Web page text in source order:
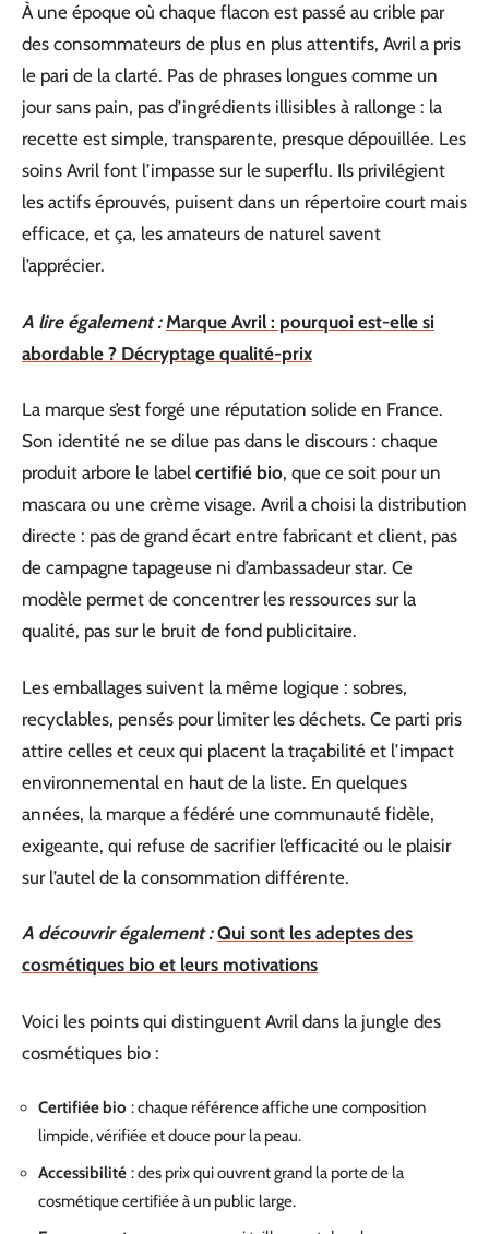
À une époque où chaque flacon est passé au crible par
des consommateurs de plus en plus attentifs, Avril a pris
le pari de la clarté. Pas de phrases longues comme un
jour sans pain, pas d’ingrédients illisibles à rallonge : la
recette est simple, transparente, presque dépouillée. Les
soins Avril font l’impasse sur le superflu. Ils privilégient
les actifs éprouvés, puisent dans un répertoire court mais
efficace, et ça, les amateurs de naturel savent
l’apprécier.
A lire également : Marque Avril : pourquoi est-elle si
abordable ? Décryptage qualité-prix
La marque s’est forgé une réputation solide en France.
Son identité ne se dilue pas dans le discours : chaque
produit arbore le label certifié bio, que ce soit pour un
mascara ou une crème visage. Avril a choisi la distribution
directe : pas de grand écart entre fabricant et client, pas
de campagne tapageuse ni d’ambassadeur star. Ce
modèle permet de concentrer les ressources sur la
qualité, pas sur le bruit de fond publicitaire.
Les emballages suivent la même logique : sobres,
recyclables, pensés pour limiter les déchets. Ce parti pris
attire celles et ceux qui placent la traçabilité et l’impact
environnemental en haut de la liste. En quelques
années, la marque a fédéré une communauté fidèle,
exigeante, qui refuse de sacrifier l’efficacité ou le plaisir
sur l’autel de la consommation différente.
A découvrir également : Qui sont les adeptes des
cosmétiques bio et leurs motivations
Voici les points qui distinguent Avril dans la jungle des
cosmétiques bio :
Certifiée bio : chaque référence affiche une composition
limpide, vérifiée et douce pour la peau.
Accessibilité : des prix qui ouvrent grand la porte de la
cosmétique certifiée à un public large.